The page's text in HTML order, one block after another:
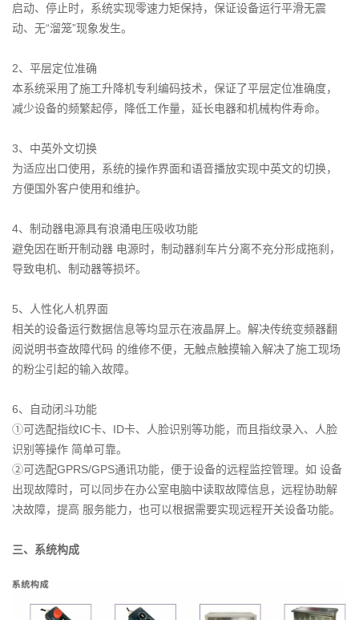
启动、停止时，系统实现零速力矩保持，保证设备运行平滑无震
动、无“溜笼”现象发生。
2、平层定位准确
本系统采用了施工升降机专利编码技术，保证了平层定位准确度，
减少设备的频繁起停，降低工作量，延长电器和机械构件寿命。
3、中英外文切换
为适应出口使用，系统的操作界面和语音播放实现中英文的切换，
方便国外客户使用和维护。
4、制动器电源具有浪涌电压吸收功能
避免因在断开制动器 电源时，制动器刹车片分离不充分形成拖刹，
导致电机、制动器等损坏。
5、人性化人机界面
相关的设备运行数据信息等均显示在液晶屏上。解决传统变频器翻
阅说明书查故障代码 的维修不便，无触点触摸输入解决了施工现场
的粉尘引起的输入故障。
6、自动闭斗功能
①可选配指纹IC卡、ID卡、人脸识别等功能，而且指纹录入、人脸
识别等操作 简单可靠。
②可选配GPRS/GPS通讯功能，便于设备的远程监控管理。如 设备
出现故障时，可以同步在办公室电脑中读取故障信息，远程协助解
决故障，提高 服务能力，也可以根据需要实现远程开关设备功能。
三、系统构成